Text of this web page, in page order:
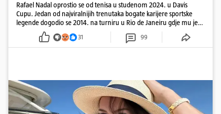
Rafael Nadal oprostio se od tenisa u studenom 2024. u Davis
Cupu. Jedan od najviralnijih trenutaka bogate karijere sportske
legende dogodio se 2014. na turniru u Rio de Janeiru gdje mu je
pažnju odvlačila ljepotica iza klupe
31 99